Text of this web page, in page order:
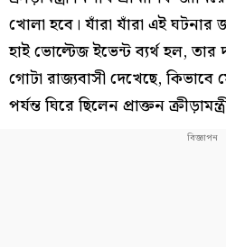
খোলা হবে। যাঁরা যাঁরা এই ঘটনার
হাই ভোল্টেজ ইভেন্ট ব্যর্থ হল, তার
গোটা রাজ্যবাসী দেখেছে,
পর্যন্ত ঘিরে ছিলেন প্রাক্তন